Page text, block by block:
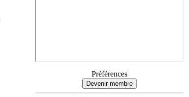
Préférences
Devenir membre